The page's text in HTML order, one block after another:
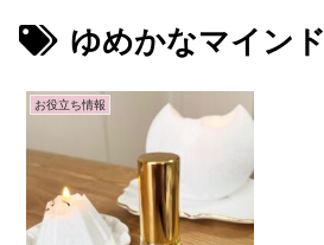
ゆめかなマインド
お役立ち情報